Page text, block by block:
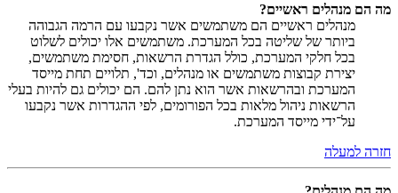
מה הם מנהלים ראשיים?
מנהלים ראשיים הם משתמשים אשר נקבעו עם הרמה הגבוהה
ביותר של שליטה בכל המערכת. משתמשים אלו יכולים לשלוט
בכל חלקי המערכת, כולל הגדרת הרשאות, חסימת משתמשים,
יצירת קבוצות משתמשים או מנהלים, וכד', תלויים תחת מייסד
המערכת ובהרשאות אשר הוא נתן להם. הם יכולים גם להיות בעלי
הרשאות ניהול מלאות בכל הפורומים, לפי ההגדרות אשר נקבעו
על־ידי מייסד המערכת.
חזרה למעלה